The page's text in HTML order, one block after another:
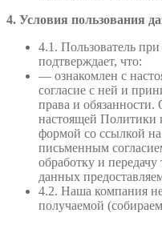
4. Условия пользования
4.1. Пользователь
подтверждает, что:
— ознакомлен с
согласие с ней и
права и
настоящей Политики
формой со ссылкой
письменным
обработку и
данных
4.2. Наша компания
получаемой